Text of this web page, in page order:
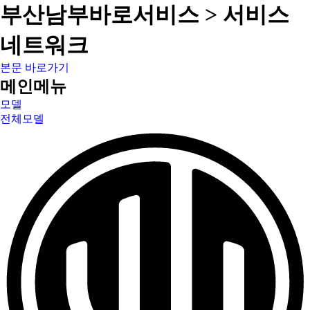
부산남부바로서비스 > 서비스
네트워크
본문 바로가기
메인메뉴
모델
전체모델